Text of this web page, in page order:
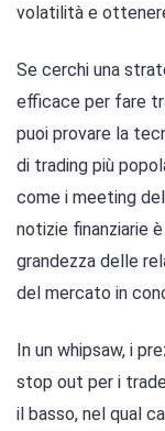
volatilità e
Se cerchi una
efficace per fare
puoi provare la
di trading più
come i meeting
notizie finanziarie
grandezza delle
del mercato in
In un whipsaw, i
stop out per i
il basso, nel qual